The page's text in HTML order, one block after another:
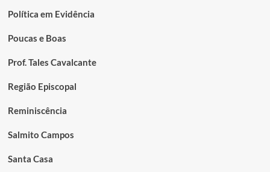
Política em Evidência
Poucas e Boas
Prof. Tales Cavalcante
Região Episcopal
Reminiscência
Salmito Campos
Santa Casa